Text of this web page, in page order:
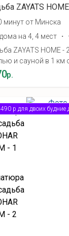
ZAYATS HOME
минут от Минска
на 4, 4 мест
·
ZAYATS HOME
и сауной в 1 км
р.
490 р для двоих будние